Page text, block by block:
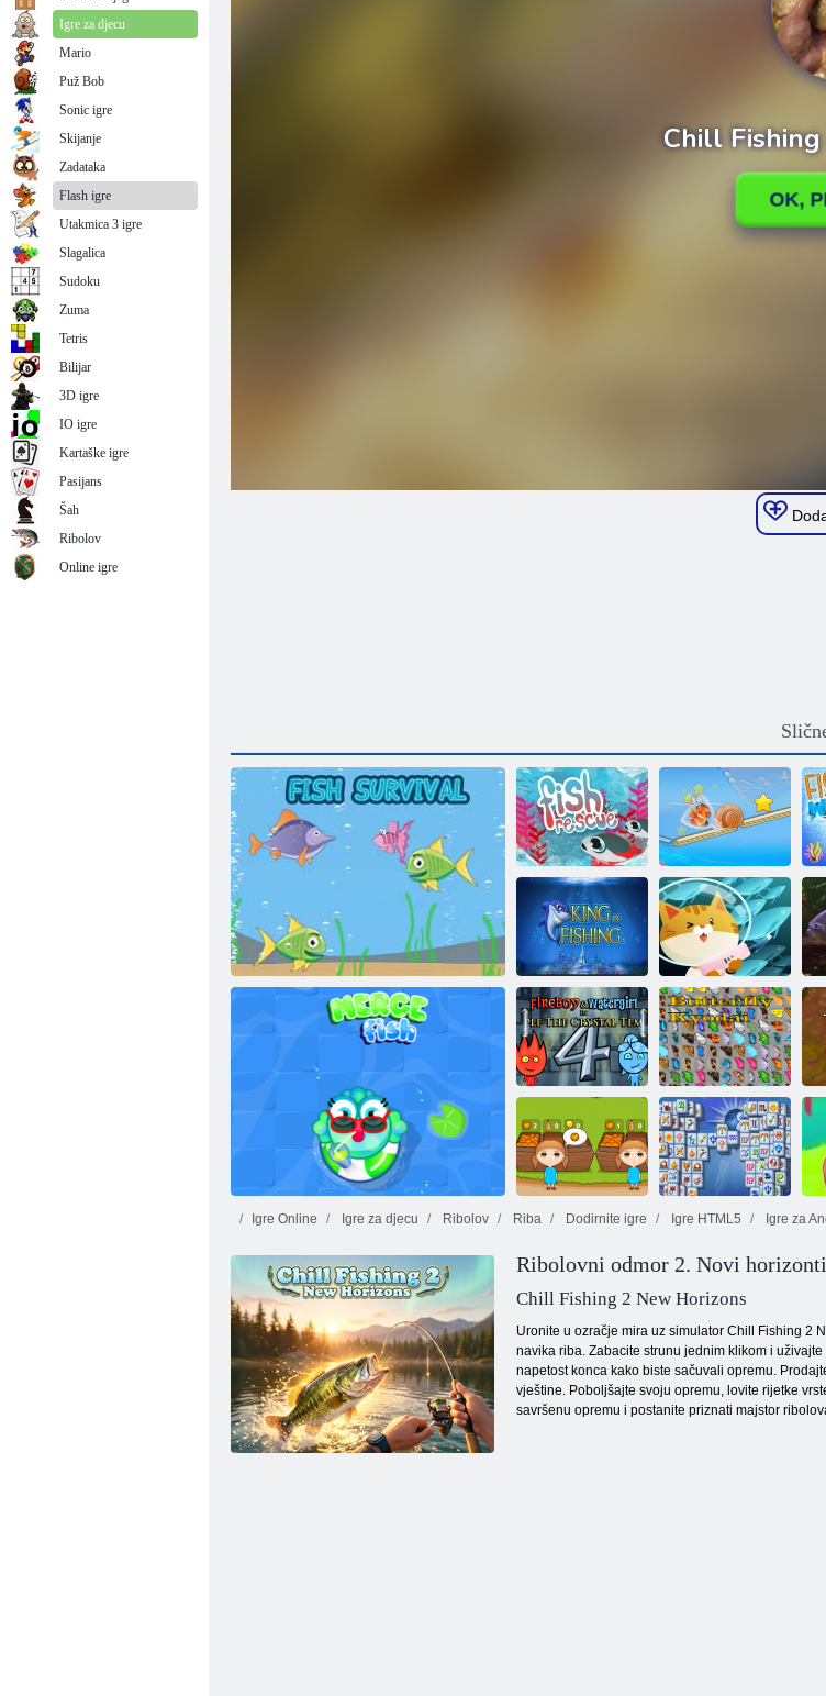
Opstanak ribe
Riba za
spašavanje
Pustite ribu
Kralj ribolova
Mačka hvata
ribu
Fuzija ribe
Vatra i Voda 4 Leptir kyodai
Orange ranč
Mahjong
Fortuna
Igre Online Igre za djecu Ribolov Riba Dodirnite igre Igre HTML5 Igre za
Ribolovni odmor 2. Novi horizonti
Chill Fishing 2 New Horizons
Uronite u ozračje mira uz simulator Chill Fishing 2
navika riba. Zabacite strunu jednim klikom i
napetost konca kako biste sačuvali opremu.
vještine. Poboljšajte svoju opremu, lovite rijetke
savršenu opremu i postanite priznati majstor
Igre za djecu
Mario
Puž Bob
Sonic igre
Skijanje
Zadataka
Flash igre
Utakmica 3 igre
Slagalica
Sudoku
Zuma
Tetris
Bilijar
3D igre
IO igre
Kartaške igre
Pasijans
Šah
Ribolov
Online igre